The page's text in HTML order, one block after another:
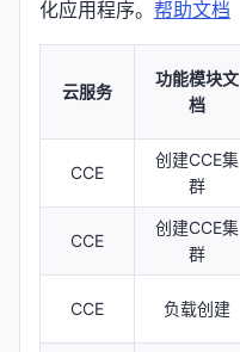
化应用程序。 帮助文档
云服务
功能模块文
档
CCE
创建CCE集
群
CCE
创建CCE集
群
CCE 负载创建